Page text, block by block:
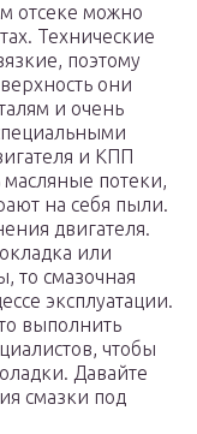
отсеке можно
Технические
поэтому
они
и очень
и КПП
масляные потеки,
на себя пыли.
двигателя.
или
то смазочная
эксплуатации.
выполнить
чтобы
Давайте
смазки под